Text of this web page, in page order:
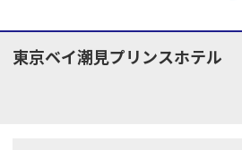
東京ベイ潮見プリンスホテル